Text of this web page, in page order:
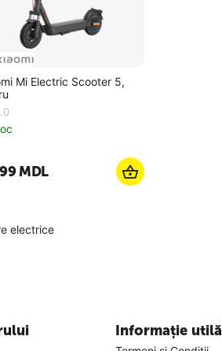
electrice
Mi Electric Scooter 5,
MDL
Informație utilă